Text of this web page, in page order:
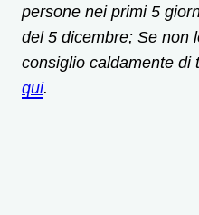
persone nei primi 5
del 5 dicembre; Se non
consiglio caldamente di
qui.